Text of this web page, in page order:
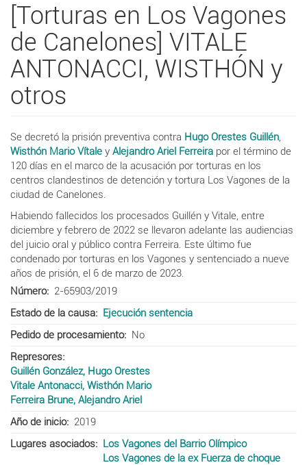
[Torturas en Los Vagones
de Canelones] VITALE
ANTONACCI, WISTHÓN y
otros
Se decretó la prisión preventiva contra Hugo Orestes Guillén,
Wisthón Mario Vítale y Alejandro Ariel Ferreira por el término de
120 días en el marco de la acusación por torturas en los
centros clandestinos de detención y tortura Los Vagones de la
ciudad de Canelones.
Habiendo fallecidos los procesados Guillén y Vitale, entre
diciembre y febrero de 2022 se llevaron adelante las audiencias
del juicio oral y público contra Ferreira. Este último fue
condenado por torturas en los Vagones y sentenciado a nueve
años de prisión, el 6 de marzo de 2023.
Número
2-65903/2019
Estado de la causa
Ejecución sentencia
Pedido de procesamiento
No
Represores
Guillén González, Hugo Orestes
Vitale Antonacci, Wisthón Mario
Ferreira Brune, Alejandro Ariel
Año de inicio
2019
Lugares asociados
Los Vagones del Barrio Olímpico
Los Vagones de la ex Fuerza de choque